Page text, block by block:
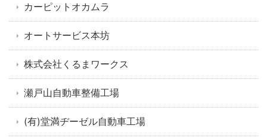
カーピットオカムラ
オートサービス本坊
株式会社くるまワークス
瀬戸山自動車整備工場
(有)堂満ヂーゼル自動車工場